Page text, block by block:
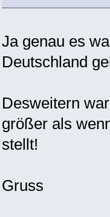
Ja genau es
Deutschland
Desweitern
größer als
stellt!
Gruss